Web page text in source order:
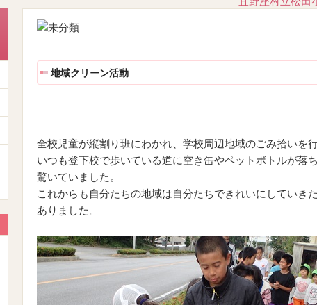
地域クリーン活動
全校児童が縦割り班にわかれ、学校周辺地域のごみ拾いを行
いつも登下校で歩いている道に空き缶やペットボトルが落
驚いていました。
これからも自分たちの地域は自分たちできれいにしていき
ありました。